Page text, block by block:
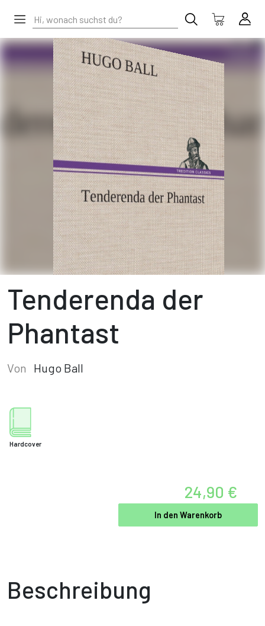
Tenderenda der
Phantast
Von Hugo Ball
Hardcover
24,90 €
In den Warenkorb
Beschreibung